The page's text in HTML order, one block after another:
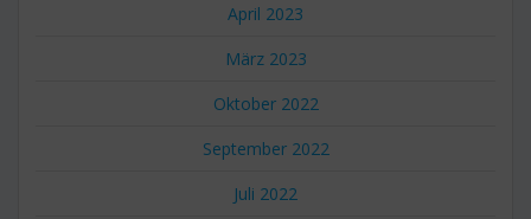
April 2023
März 2023
Oktober 2022
September 2022
Juli 2022